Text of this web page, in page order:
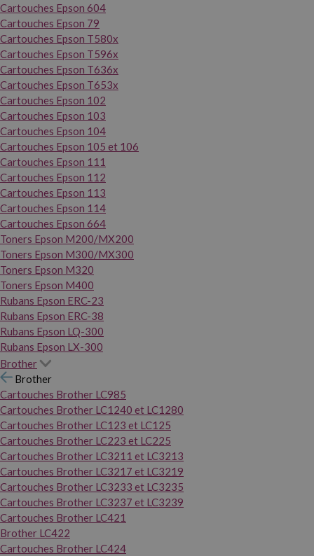
Cartouches Epson 604
Cartouches Epson 79
Cartouches Epson T580x
Cartouches Epson T596x
Cartouches Epson T636x
Cartouches Epson T653x
Cartouches Epson 102
Cartouches Epson 103
Cartouches Epson 104
Cartouches Epson 105 et 106
Cartouches Epson 111
Cartouches Epson 112
Cartouches Epson 113
Cartouches Epson 114
Cartouches Epson 664
Toners Epson M200/MX200
Toners Epson M300/MX300
Toners Epson M320
Toners Epson M400
Rubans Epson ERC-23
Rubans Epson ERC-38
Rubans Epson LQ-300
Rubans Epson LX-300
Brother
Brother
Cartouches Brother LC985
Cartouches Brother LC1240 et LC1280
Cartouches Brother LC123 et LC125
Cartouches Brother LC223 et LC225
Cartouches Brother LC3211 et LC3213
Cartouches Brother LC3217 et LC3219
Cartouches Brother LC3233 et LC3235
Cartouches Brother LC3237 et LC3239
Cartouches Brother LC421
Brother LC422
Cartouches Brother LC424